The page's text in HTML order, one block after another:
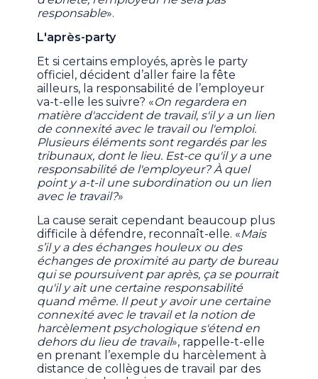
responsable».
L'après-party
Et si certains employés, après le party
officiel, décident d’aller faire la fête
ailleurs, la responsabilité de l’employeur
va-t-elle les suivre? «On regardera en
matière d'accident de travail, s'il y a un lien
de connexité avec le travail ou l'emploi.
Plusieurs éléments sont regardés par les
tribunaux, dont le lieu. Est-ce qu'il y a une
responsabilité de l'employeur? À quel
point y a-t-il une subordination ou un lien
avec le travail?»
La cause serait cependant beaucoup plus
difficile à défendre, reconnaît-elle. «Mais
s’il y a des échanges houleux ou des
échanges de proximité au party de bureau
qui se poursuivent par après, ça se pourrait
qu'il y ait une certaine responsabilité
quand même. Il peut y avoir une certaine
connexité avec le travail et la notion de
harcèlement psychologique s'étend en
dehors du lieu de travail», rappelle-t-elle
en prenant l’exemple du harcèlement à
distance de collègues de travail par des